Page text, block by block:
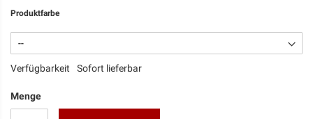
Produktfarbe
Verfügbarkeit Sofort lieferbar
Menge